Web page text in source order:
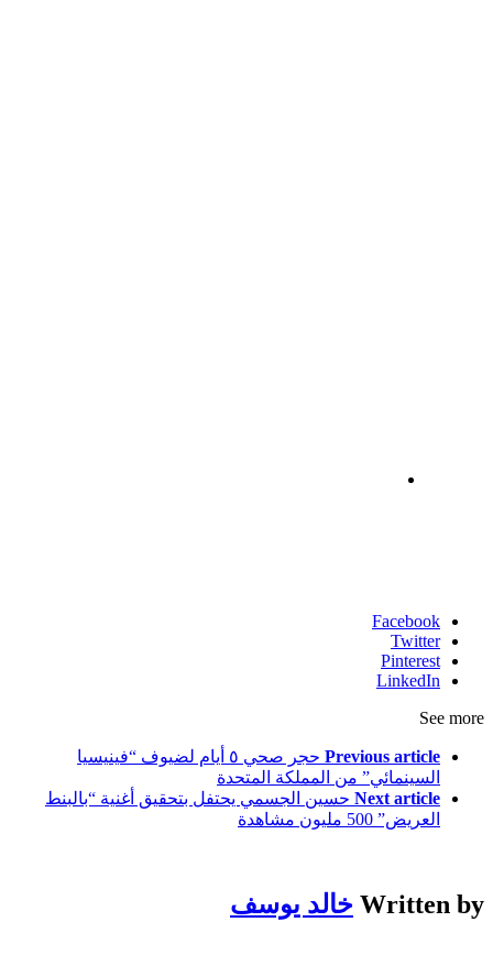
Facebook
Twitter
Pinterest
LinkedIn
See more
Previous article
حجر صحي ٥ أيام لضيوف “فينيسيا
السينمائي” من المملكة المتحدة
Next article حسين الجسمي يحتفل بتحقيق أغنية “بالبنط
العريض” 500 مليون مشاهدة
Written by خالد يوسف